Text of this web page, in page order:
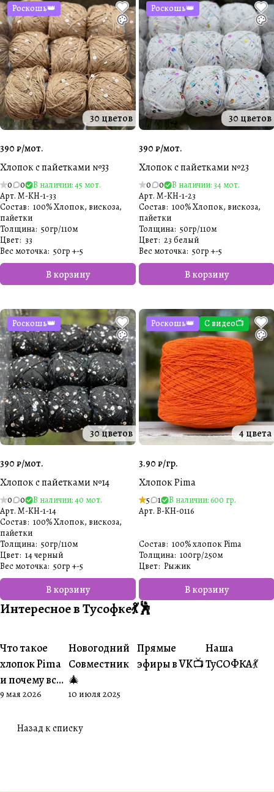
Роскошь👑
30 цветов
390 ₽/мот.
Хлопок с пайетками №33
0 0
В наличии: 45 мот.
Арт. M-KH-1-33
В корзину
Состав: 100% Хлопок, вискоза,
пайетки
Толщина: 50гр/110м
Цвет: 33
Вес моточка: 50гр +-5
Роскошь👑
30 цветов
390 ₽/мот.
Хлопок с пайетками №23
0 0
В наличии: 34 мот.
Арт. M-KH-1-23
В корзину
Состав: 100% Хлопок, вискоза,
пайетки
Толщина: 50гр/110м
Цвет: 23 белый
Вес моточка: 50гр +-5
Роскошь👑
30 цветов
390 ₽/мот.
Хлопок с пайетками №14
0 0
В наличии: 40 мот.
Арт. M-KH-1-14
В корзину
Состав: 100% Хлопок, вискоза,
пайетки
Толщина: 50гр/110м
Цвет: 14 черный
Вес моточка: 50гр +-5
Роскошь👑 С видео📺
4 цвета
3.90 ₽/гр.
Хлопок Pima
5 1
В наличии: 600 гр.
Арт. B-KH-0116
В корзину
Состав: 100% хлопок Pima
Толщина: 100гр/250м
Цвет: Рыжик
Интересное в Тусофке💃🕺
#О пряже
Что такое
хлопок Pima
и почему все
его обожают
9 мая 2026
#Совместники
Новогодний
Совместник
🎄
10 июля 2025
#Житуха
Прямые
эфиры в VK📺
Наша
ТуСОФКА💃
Назад к списку